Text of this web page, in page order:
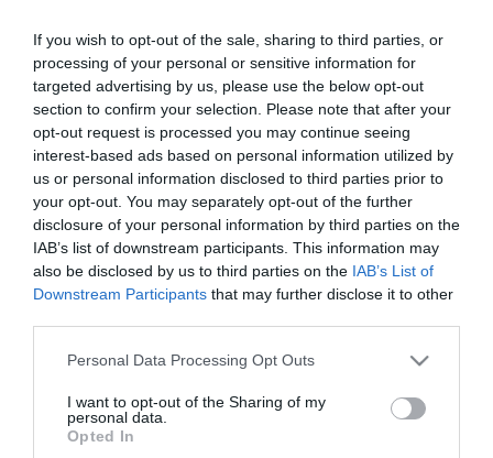
If you wish to opt-out of the sale, sharing to third parties, or
processing of your personal or sensitive information for
targeted advertising by us, please use the below opt-out
section to confirm your selection. Please note that after your
opt-out request is processed you may continue seeing
interest-based ads based on personal information utilized by
us or personal information disclosed to third parties prior to
your opt-out. You may separately opt-out of the further
disclosure of your personal information by third parties on the
IAB’s list of downstream participants. This information may
also be disclosed by us to third parties on the IAB’s List of
Downstream Participants that may further disclose it to other
Please note that this website/app uses one or more Google
not limited to your visit or usage behaviour. You may click to
grant or deny consent to Google and its third-party tags to
use your data for below specified purposes in below Google
Personal Data Processing Opt Outs
I want to opt-out of the Sharing of my
personal data.
Opted In
οποίο θα πραγματοποιηθεί στις 11 και 12
Ιουνίου, στο Ρότερνταμ της Ολλανδίας. Η
παρουσία της nvisionist στη διοργάνωση
επιβεβαιώνει τη σταθερή διεθνή της
δραστηριοποίηση στον […]